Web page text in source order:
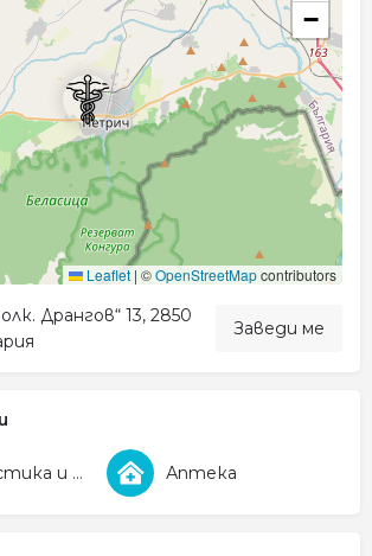
−
Leaflet | ©OpenStreetMapcontributors
Дрангов“ 13, 2850
Заведи ме
Диагностика и Фармация Аптека